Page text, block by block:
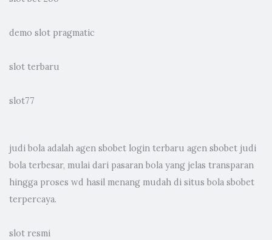
demo slot pragmatic
slot terbaru
slot77
judi bola adalah agen sbobet login terbaru agen sbobet judi
bola terbesar, mulai dari pasaran bola yang jelas transparan
hingga proses wd hasil menang mudah di situs bola sbobet
terpercaya.
slot resmi